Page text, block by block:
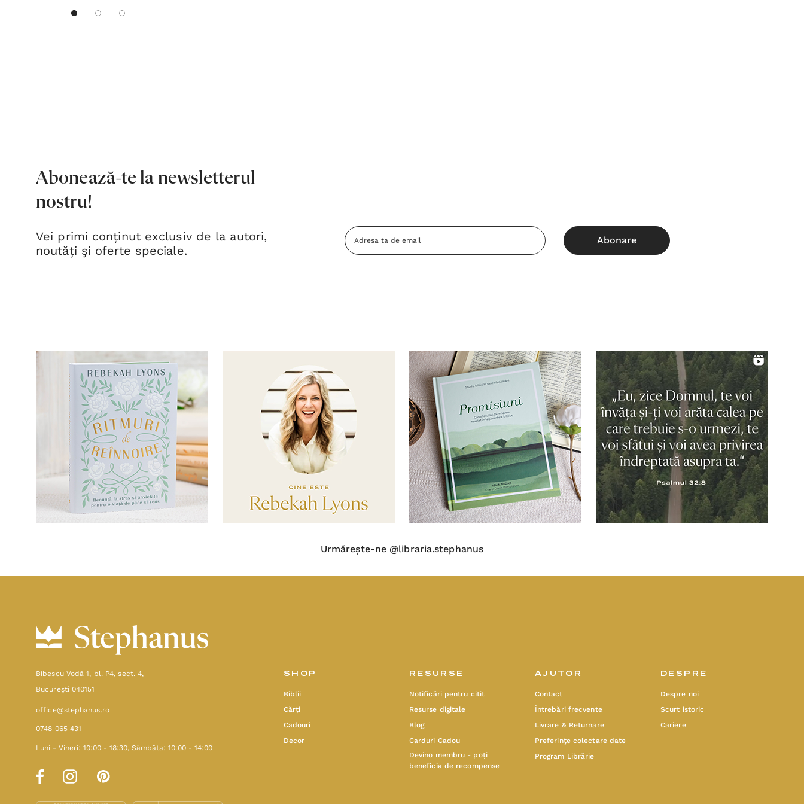
Abonează-te la newsletterul
nostru!
Vei primi conținut exclusiv de la autori,
noutăți şi oferte speciale.
Adresa
Email
Urmărește-ne @libraria.stephanus
Bibescu Vodă 1, bl. P4, sect. 4,
Bucureşti 040151
office@stephanus.ro
0748 065 431
Luni - Vineri: 10:00 - 18:30, Sâmbăta: 10:00 - 14:00
SHOP
Biblii
Cărți
Cadouri
Decor
RESURSE
Notificări pentru citit
Resurse digitale
Blog
Carduri Cadou
Devino membru - poți
beneficia de recompense
AJUTOR
Contact
Întrebări frecvente
Livrare & Returnare
Preferinţe colectare date
Program Librărie
DESPRE
Despre noi
Scurt istoric
Cariere